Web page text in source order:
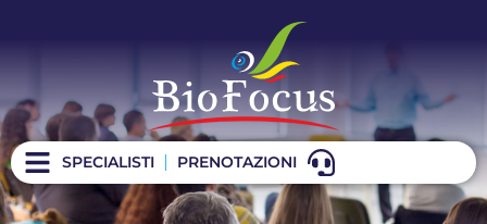
SPECIALISTI PRENOTAZIONI
Corso Lavoratori